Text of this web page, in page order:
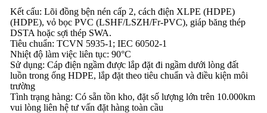
Kết cấu: Lõi đồng bện nén cấp 2, cách điện XLPE (HDPE)
(HDPE), vỏ bọc PVC (LSHF/LSZH/Fr-PVC), giáp băng thép
DSTA hoặc sợi thép SWA.
Tiêu chuẩn: TCVN 5935-1; IEC 60502-1
Nhiệt độ làm việc liên tục: 90°C
Sử dụng: Cáp điện ngầm được lắp đặt đi ngầm dưới lòng đất
luồn trong ống HDPE, lắp đặt theo tiêu chuẩn và điều kiện môi
trường
Tình trạng hàng: Có sẵn tồn kho, đặt số lượng lớn trên 10.000km
vui lòng liên hệ tư vấn đặt hàng toàn cầu